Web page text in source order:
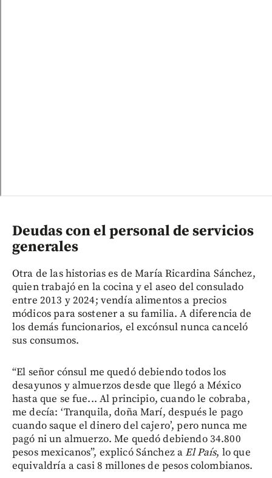
Deudas con el personal de servicios
generales
Otra de las historias es de María Ricardina Sánchez,
quien trabajó en la cocina y el aseo del consulado
entre 2013 y 2024; vendía alimentos a precios
módicos para sostener a su familia. A diferencia de
los demás funcionarios, el excónsul nunca canceló
sus consumos.
“El señor cónsul me quedó debiendo todos los
desayunos y almuerzos desde que llegó a México
hasta que se fue... Al principio, cuando le cobraba,
me decía: ‘Tranquila, doña Marí, después le pago
cuando saque el dinero del cajero’, pero nunca me
pagó ni un almuerzo. Me quedó debiendo 34.800
pesos mexicanos”, explicó Sánchez aEl País, lo que
equivaldría a casi 8 millones de pesos colombianos.